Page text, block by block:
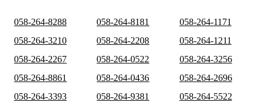
058-264-8288 058-264-8181
058-264-1171
058-264-3210
058-264-2208
058-264-1211
058-264-2267
058-264-0522
058-264-3256
058-264-8861
058-264-0436
058-264-2696
058-264-3393
058-264-9381 058-264-5522